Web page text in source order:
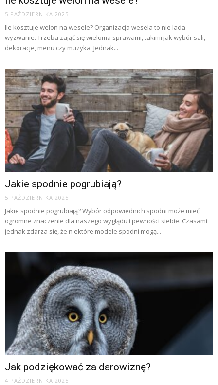
5 PAŹDZIERNIKA 2025
Ile kosztuje welon na wesele? Organizacja wesela to nie lada
wyzwanie. Trzeba zająć się wieloma sprawami, takimi jak wybór sali,
dekoracje, menu czy muzyka. Jednak...
Jakie spodnie pogrubiają?
5 PAŹDZIERNIKA 2025
Jakie spodnie pogrubiają? Wybór odpowiednich spodni może mieć
ogromne znaczenie dla naszego wyglądu i pewności siebie. Czasami
jednak zdarza się, że niektóre modele spodni mogą...
Jak podziękować za darowiznę?
4 PAŹDZIERNIKA 2025